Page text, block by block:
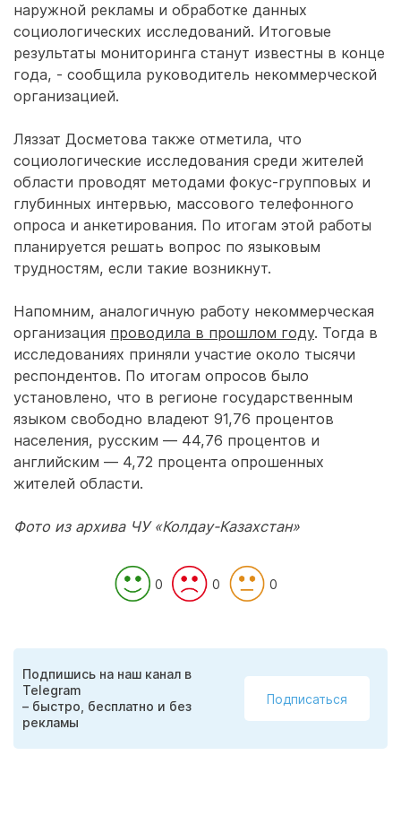
наружной рекламы и обработке данных
социологических исследований. Итоговые
результаты мониторинга станут известны в конце
года, - сообщила руководитель некоммерческой
организацией.
Ляззат Досметова также отметила, что
социологические исследования среди жителей
области проводят методами фокус-групповых и
глубинных интервью, массового телефонного
опроса и анкетирования. По итогам этой работы
планируется решать вопрос по языковым
трудностям, если такие возникнут.
Напомним, аналогичную работу некоммерческая
организация проводила в прошлом году. Тогда в
исследованиях приняли участие около тысячи
респондентов. По итогам опросов было
установлено, что в регионе государственным
языком свободно владеют 91,76 процентов
населения, русским — 44,76 процентов и
английским — 4,72 процента опрошенных
жителей области.
Фото из архива ЧУ «Колдау-Казахстан»
0 0 0
Подпишись на наш канал в
Telegram
– быстро, бесплатно и без
рекламы
Подписаться